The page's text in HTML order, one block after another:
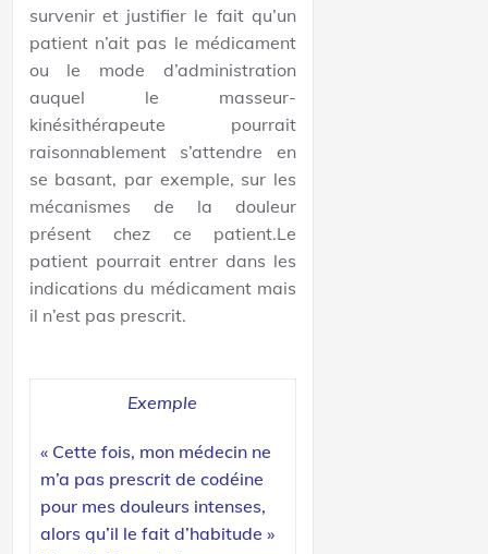
survenir et justifier le fait qu’un
patient n’ait pas le médicament
ou le mode d’administration
auquel le masseur-
kinésithérapeute pourrait
raisonnablement s’attendre en
se basant, par exemple, sur les
mécanismes de la douleur
présent chez ce patient.Le
patient pourrait entrer dans les
indications du médicament mais
il n’est pas prescrit.
Exemple
« Cette fois, mon médecin ne
m’a pas prescrit de codéine
pour mes douleurs intenses,
alors qu’il le fait d’habitude »